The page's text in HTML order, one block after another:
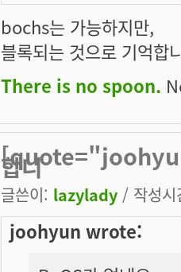
bochs는 가능하지만,
블록되는 것으로 기억합
There is no spoon.
합니
글쓴이: lazylady / 작성
joohyun wrote: